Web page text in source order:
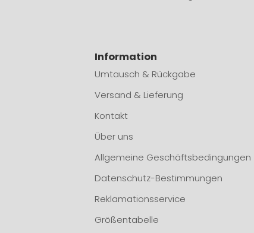
Information
Umtausch & Rückgabe
Versand & Lieferung
Kontakt
Über uns
Allgemeine Geschäftsbedingungen
Datenschutz-Bestimmungen
Reklamationsservice
Größentabelle